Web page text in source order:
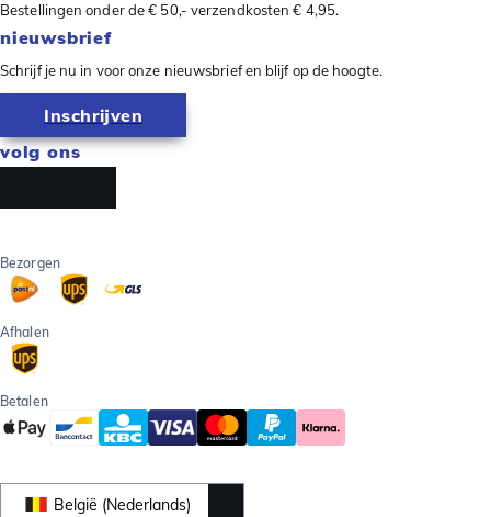
Bestellingen onder de € 50,- verzendkosten € 4,95.
nieuwsbrief
Schrijf je nu in voor onze nieuwsbrief en blijf op de hoogte.
Inschrijven
volg ons
Bezorgen
Afhalen
Betalen
België (Nederlands)